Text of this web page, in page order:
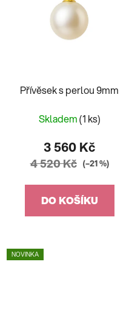
Přívěsek s perlou 9mm
Skladem(1 ks)
3 560 Kč
4 520 Kč (–21 %)
DO KOŠÍKU
NOVINKA